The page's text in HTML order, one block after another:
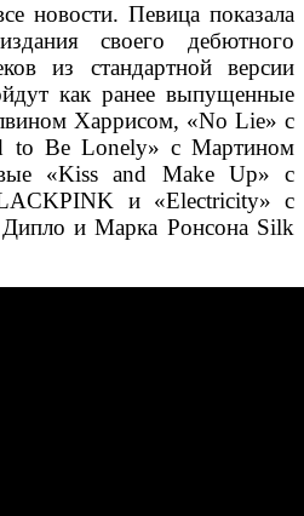
новости. Певица показала
своего дебютного
из стандартной версии
как ранее выпущенные
Харрисом, «No Lie» с
to Be Lonely» с Мартином
«Kiss and Make Up» с
и «Electricity» с
и Марка Ронсона Silk